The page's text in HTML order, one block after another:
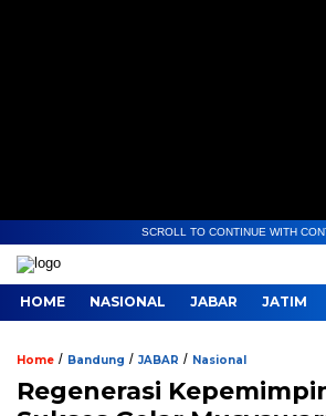
SCROLL TO CONTINUE WITH
HOME NASIONAL JABAR JATIM
Home / Bandung / JABAR / Nasional
​Regenerasi